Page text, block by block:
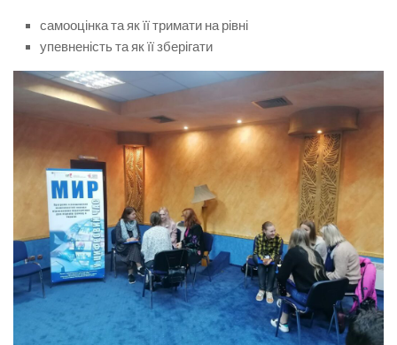
самооцінка та як її тримати на рівні
упевненість та як її зберігати